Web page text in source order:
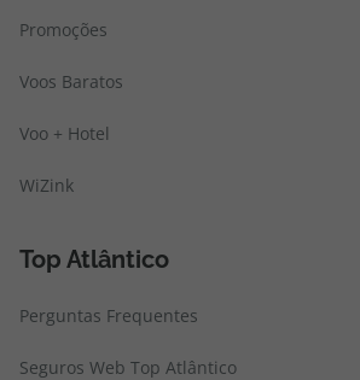
Promoções
Voos Baratos
Voo + Hotel
WiZink
Top Atlântico
Perguntas Frequentes
Seguros Web Top Atlântico